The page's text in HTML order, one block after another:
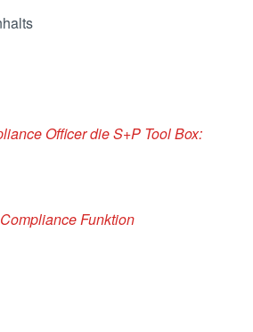
Officer die S+P Tool Box:
Funktion